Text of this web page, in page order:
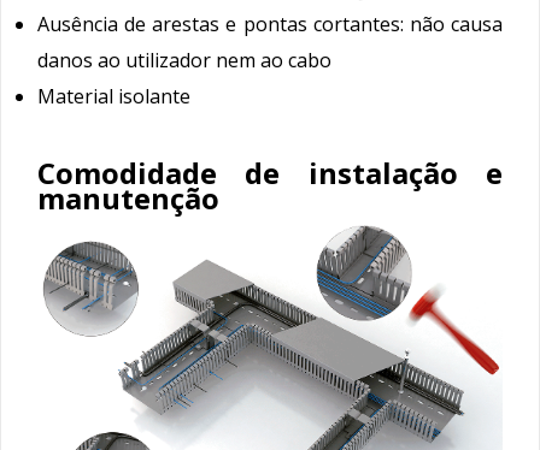
Ausência de arestas e pontas cortantes: não causa
danos ao utilizador nem ao cabo
Material isolante
Comodidade de instalação e
manutenção